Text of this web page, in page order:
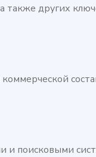
также других
и поисковыми